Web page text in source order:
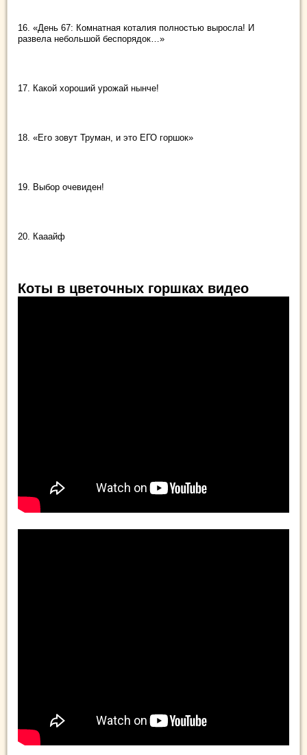
16. «День 67: Комнатная коталия полностью выросла! И
развела небольшой беспорядок…»
17. Какой хороший урожай нынче!
18. «Его зовут Труман, и это ЕГО горшок»
19. Выбор очевиден!
20. Кааайф
Коты в цветочных горшках видео